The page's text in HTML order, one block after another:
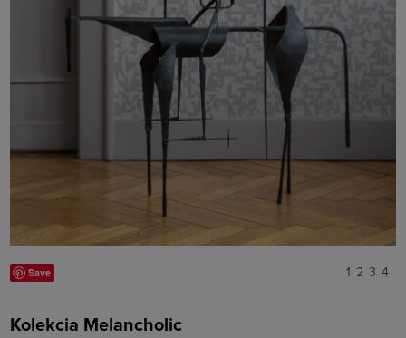
Save 1 2 3 4
Kolekcia Melancholic